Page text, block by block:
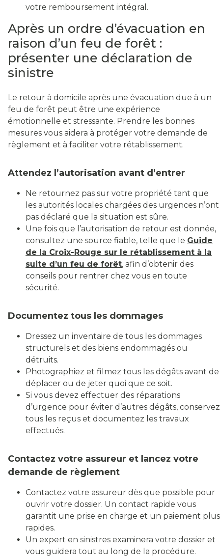
votre remboursement intégral.
Après un ordre d’évacuation en
raison d’un feu de forêt :
présenter une déclaration de
sinistre
Le retour à domicile après une évacuation due à un
feu de forêt peut être une expérience
émotionnelle et stressante. Prendre les bonnes
mesures vous aidera à protéger votre demande de
règlement et à faciliter votre rétablissement.
Attendez l’autorisation avant d’entrer
Ne retournez pas sur votre propriété tant que
les autorités locales chargées des urgences n’ont
pas déclaré que la situation est sûre.
Une fois que l’autorisation de retour est donnée,
consultez une source fiable, telle que le Guide
de la Croix-Rouge sur le rétablissement à la
suite d’un feu de forêt, afin d’obtenir des
conseils pour rentrer chez vous en toute
sécurité.
Documentez tous les dommages
Dressez un inventaire de tous les dommages
structurels et des biens endommagés ou
détruits.
Photographiez et filmez tous les dégâts avant de
déplacer ou de jeter quoi que ce soit.
Si vous devez effectuer des réparations
d’urgence pour éviter d’autres dégâts, conservez
tous les reçus et documentez les travaux
effectués.
Contactez votre assureur et lancez votre
demande de règlement
Contactez votre assureur dès que possible pour
ouvrir votre dossier. Un contact rapide vous
garantit une prise en charge et un paiement plus
rapides.
Un expert en sinistres examinera votre dossier et
vous guidera tout au long de la procédure.